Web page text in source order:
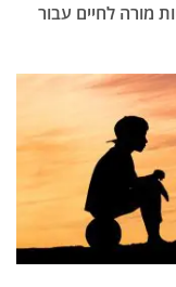
לחיים עבור